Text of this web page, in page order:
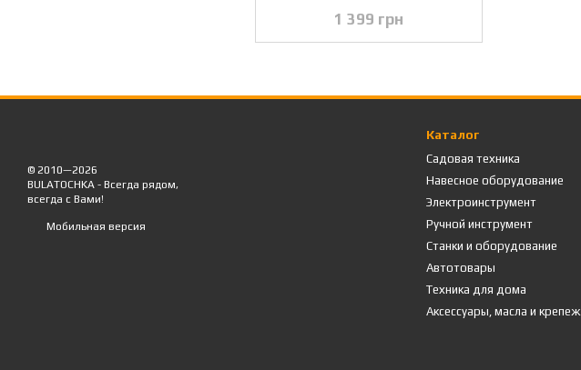
1 399 грн
© 2010—2026
BULATOCHKA - Всегда рядом,
всегда с Вами!
Мобильная версия
Каталог
Садовая техника
Навесное оборудование
Электроинструмент
Ручной инструмент
Станки и оборудование
Автотовары
Техника для дома
Аксессуары, масла и крепеж